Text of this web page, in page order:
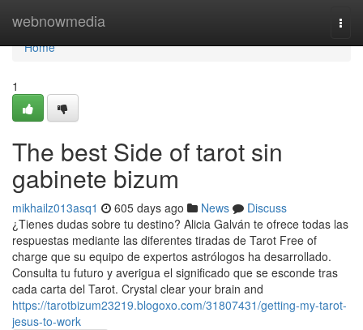
webnowmedia
Home
Home
1
The best Side of tarot sin
gabinete bizum
mikhailz013asq1 605 days ago News
Discuss
¿Tienes dudas sobre tu destino? Alicia Galván te ofrece todas las
respuestas mediante las diferentes tiradas de Tarot Free of
charge que su equipo de expertos astrólogos ha desarrollado.
Consulta tu futuro y averigua el significado que se esconde tras
cada carta del Tarot. Crystal clear your brain and
https://tarotbizum23219.blogoxo.com/31807431/getting-my-tarot-
jesus-to-work